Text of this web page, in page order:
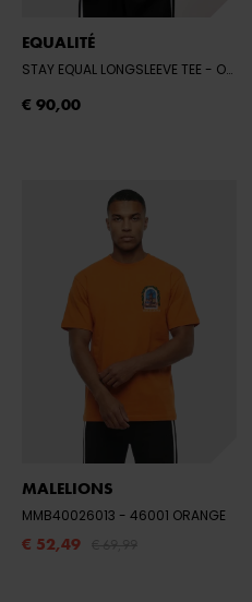
EQUALITÉ
STAY EQUAL LONGSLEEVE TEE - ORANJE
€ 90,00
MALELIONS
MMB40026013 - 46001 ORANGE
€ 52,49